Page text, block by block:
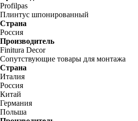
Profilpas
Плинтус шпонированный
Страна
Россия
Производитель
Finitura Decor
Сопутствующие товары для монтажа
Страна
Италия
Россия
Китай
Германия
Польша